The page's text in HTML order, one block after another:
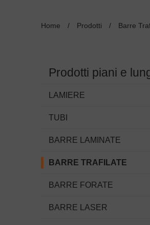
Home / Prodotti / Barre
Prodotti piani e
LAMIERE
TUBI
BARRE LAMINATE
BARRE TRAFILATE
BARRE FORATE
BARRE LASER